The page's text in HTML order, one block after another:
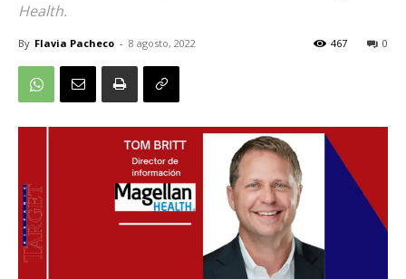
Health.
By Flavia Pacheco - 8 agosto, 2022 0
467